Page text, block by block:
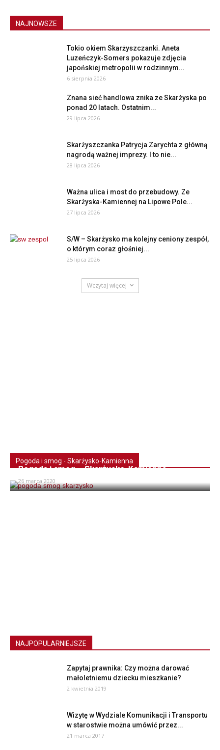
NAJNOWSZE
Tokio okiem Skarżyszczanki. Aneta
Luzeńczyk-Somers pokazuje zdjęcia
japońskiej metropolii w rodzinnym...
6 sierpnia 2026
Znana sieć handlowa znika ze Skarżyska po
ponad 20 latach. Ostatnim...
29 lipca 2026
Skarżyszczanka Patrycja Zarychta z główną
nagrodą ważnej imprezy. I to nie...
28 lipca 2026
Ważna ulica i most do przebudowy. Ze
Skarżyska-Kamiennej na Lipowe Pole...
27 lipca 2026
S/W – Skarżysko ma kolejny ceniony zespół,
o którym coraz głośniej...
25 lipca 2026
Wczytaj więcej
Pogoda i smog - Skarżysko-Kamienna
Pogoda i smog – Skarżysko-Kamienna
26 marca 2020
NAJPOPULARNIEJSZE
Zapytaj prawnika: Czy można darować
małoletniemu dziecku mieszkanie?
2 kwietnia 2019
Wizytę w Wydziale Komunikacji i Transportu
w starostwie można umówić przez...
21 marca 2017